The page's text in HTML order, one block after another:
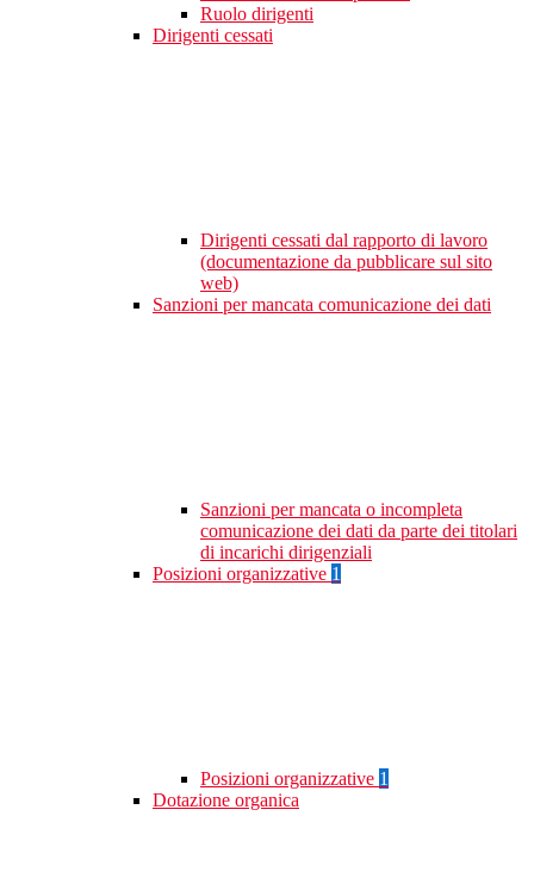
Ruolo dirigenti
Dirigenti cessati
Dirigenti cessati dal rapporto di lavoro
(documentazione da pubblicare sul sito
web)
Sanzioni per mancata comunicazione dei dati
Sanzioni per mancata o incompleta
comunicazione dei dati da parte dei titolari
di incarichi dirigenziali
Posizioni organizzative 1
Posizioni organizzative 1
Dotazione organica